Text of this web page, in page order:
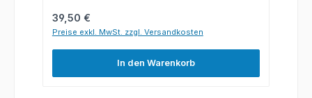
Regulärer Preis:
39,50 €
Preise exkl. MwSt. zzgl. Versandkosten
In den Warenkorb